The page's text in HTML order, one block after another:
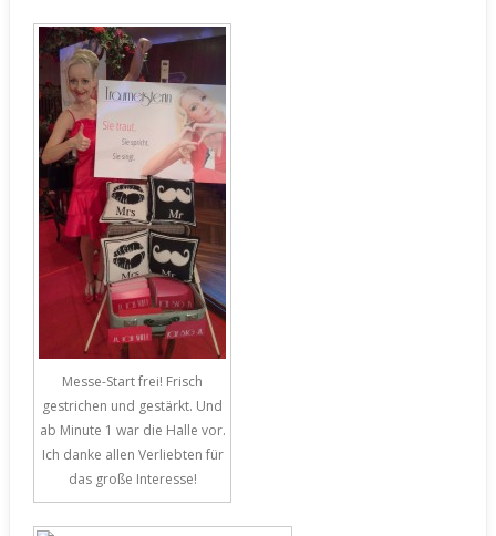
Messe-Start frei! Frisch
gestrichen und gestärkt. Und
ab Minute 1 war die Halle vor.
Ich danke allen Verliebten für
das große Interesse!